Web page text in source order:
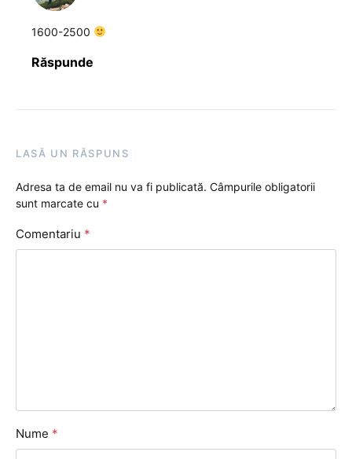
1600-2500
Răspunde
LASĂ UN RĂSPUNS
Adresa ta de email nu va fi publicată. Câmpurile obligatorii
sunt marcate cu *
Comentariu *
Nume *